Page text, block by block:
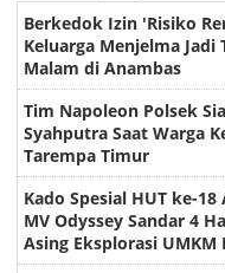
Berkedok Izin 'Risiko
Keluarga Menjelma
Malam di Anambas
Tim Napoleon Polsek
Syahputra Saat Warga
Tarempa Timur
Kado Spesial HUT ke-
MV Odyssey Sandar 4
Asing Eksplorasi UMKM